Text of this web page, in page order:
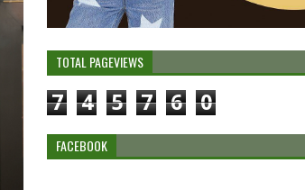
TOTAL PAGEVIEWS
7 4 5 7 6 0
FACEBOOK